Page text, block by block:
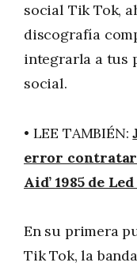
social Tik Tok,
discografía
integrarla a tus
social.
• LEE TAMBIÉN:
error contratar
Aid’ 1985 de
En su primera
Tik Tok, la